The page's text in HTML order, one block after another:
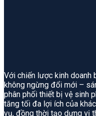
Với chiến lược kinh doanh
không ngừng đổi mới –
phân phối thiết bị vệ sinh
tăng tối đa lợi ích của
vụ, đồng thời tạo dựng vị